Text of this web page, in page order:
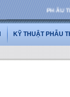
PHẪU
KỸ THUẬT PHẪU